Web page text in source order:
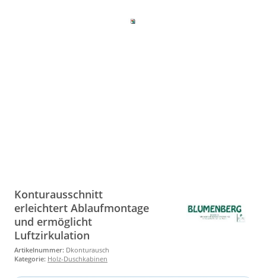
Konturausschnitt
erleichtert Ablaufmontage
und ermöglicht
Luftzirkulation
Artikelnummer: Dkonturausch
Kategorie: Holz-Duschkabinen